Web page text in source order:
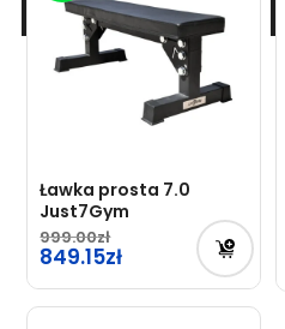
Ławka prosta 7.0
Just7Gym
999.00
Pierwotna
cena
wynosiła:
849.15
Aktualna
cena